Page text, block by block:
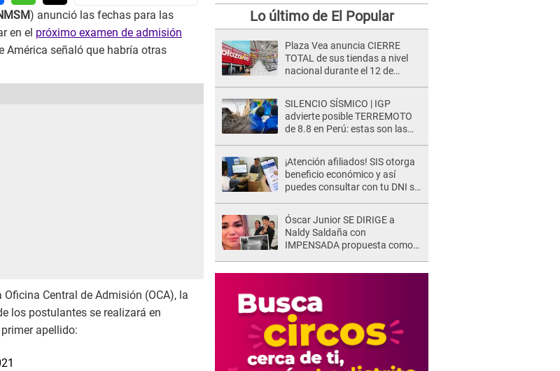
) anunció las fechas para las
en el próximo examen de admisión
América señaló que habría otras
Central de Admisión (OCA), la
los postulantes se realizará en
apellido:
Lo último de El Popular
Plaza Vea anuncia CIERRE
TOTAL de sus tiendas a nivel
nacional durante el 12 de
SILENCIO SÍSMICO | IGP
advierte posible TERREMOTO
de 8.8 en Perú: estas son las
¡Atención afiliados! SIS otorga
beneficio económico y así
puedes consultar con tu DNI si
Óscar Junior SE DIRIGE a
Naldy Saldaña con
IMPENSADA propuesta como